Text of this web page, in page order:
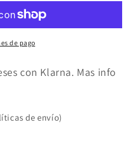
de pago
con Klarna. Mas info
de envío)